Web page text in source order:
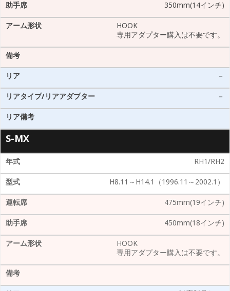
350mm(14インチ)
HOOK
専用アダプター購入は不要です。
－
－
S-MX
RH1/RH2
H8.11～H14.1（1996.11～2002.1）
475mm(19インチ)
450mm(18インチ)
HOOK
専用アダプター購入は不要です。